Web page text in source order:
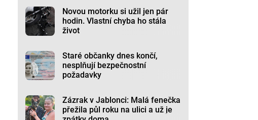
Novou motorku si užil jen pár
hodin. Vlastní chyba ho stála
život
Staré občanky dnes končí,
nesplňují bezpečnostní
požadavky
Zázrak v Jablonci: Malá fenečka
přežila půl roku na ulici a už je